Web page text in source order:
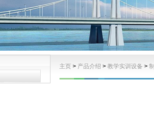
主页 > 产品介绍 > 教学实训设备 >